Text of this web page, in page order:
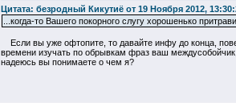
Цитата: безродный Кикутиё от 19 Ноября 2012,
...когда-то Вашего покорного слугу хорошенько
Если вы уже офтопите, то давайте инфу до конца,
времени изучать по обрывкам фраз ваш
надеюсь вы понимаете о чем я?